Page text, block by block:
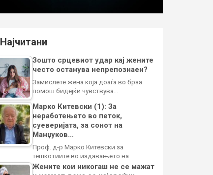
Најчитани
Зошто срцевиот удар кај жените
често останува непрепознаен?
Замислете жена која доаѓа во брза
помош бидејќи чувствува…
Марко Китевски (1): За
неработењето во петок,
суеверијата, за сонот на
Манџуков…
Проф. д-р Марко Китевски за
тешкотиите во издавањето на…
Жените кои никогаш не се мажат